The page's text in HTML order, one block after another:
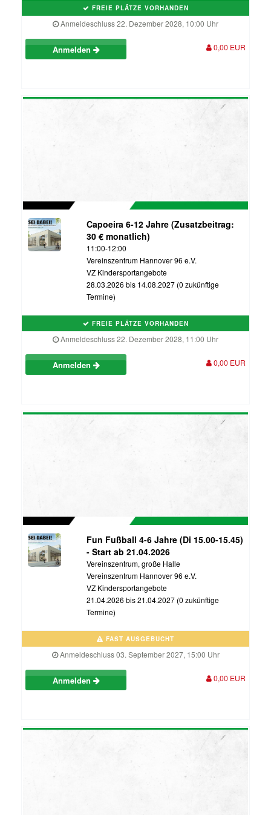
FREIE PLÄTZE VORHANDEN
Anmeldeschluss 22. Dezember 2028, 10:00 Uhr
Anmelden 0,00 EUR
Capoeira 6-12 Jahre (Zusatzbeitrag:
30 € monatlich)
11:00-12:00
Vereinszentrum Hannover 96 e.V.
VZ Kindersportangebote
28.03.2026 bis 14.08.2027 (0 zukünftige
Termine)
FREIE PLÄTZE VORHANDEN
Anmeldeschluss 22. Dezember 2028, 11:00 Uhr
Anmelden 0,00 EUR
Fun Fußball 4-6 Jahre (Di 15.00-15.45)
- Start ab 21.04.2026
Vereinszentrum, große Halle
Vereinszentrum Hannover 96 e.V.
VZ Kindersportangebote
21.04.2026 bis 21.04.2027 (0 zukünftige
Termine)
FAST AUSGEBUCHT
Anmeldeschluss 03. September 2027, 15:00 Uhr
Anmelden 0,00 EUR